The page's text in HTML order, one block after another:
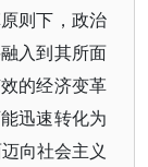
则下，政治
入到其所面
的经济变革
迅速转化为
向社会主义